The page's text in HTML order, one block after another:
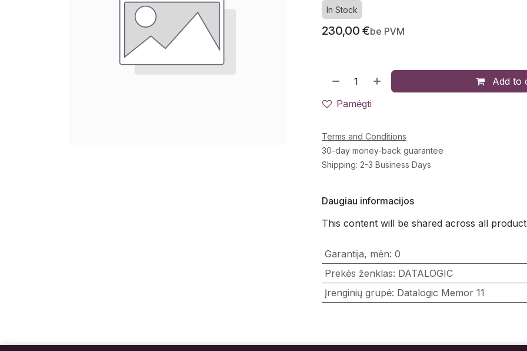
In Stock
230,00 €be PVM
Add to
Pamėgti
Terms and Conditions
30-day money-back guarantee
Shipping: 2-3 Business Days
Daugiau informacijos
This content will be shared across all
Garantija, mėn: 0
Prekės ženklas: DATALOGIC
Įrenginių grupė: Datalogic Memor 11